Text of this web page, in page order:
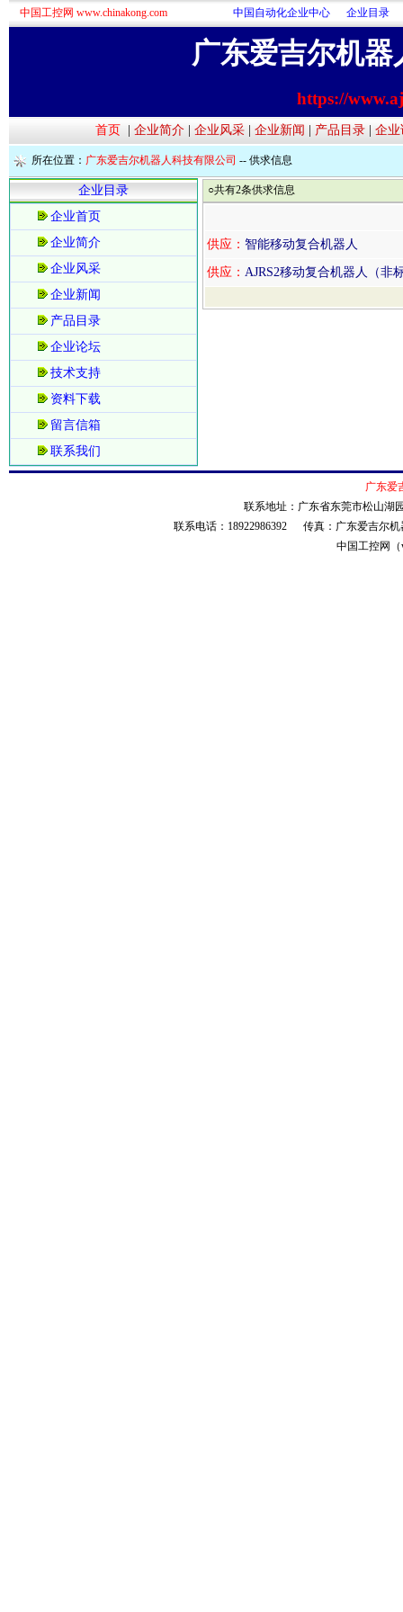
中国工控网 www.chinakong.com 中国自动化企业中心 企业目录
广东爱吉尔机
https://
首页 企业简介| 企业风采| 企业新闻 产品目录| 企业
所在位置： 广东爱吉尔机器人科技有限公司 -- 供求信息
企业目录
企业首页
企业简介
企业风采
企业新闻
产品目录
企业论坛
技术支持
资料下载
留言信箱
联系我们
○共有2条供求信息
供应： 智能移动复合机器人
供应： AJRS2移动复合机器人（非
广东爱
联系地址：广东省东莞市松山
联系电话：18922986392 传真：广东爱吉尔
中国工控网（